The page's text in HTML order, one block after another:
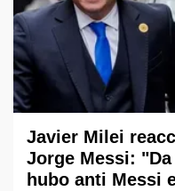
Javier Milei
Jorge Messi:
hubo anti Messi